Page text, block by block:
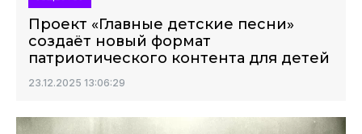
Проект «Главные детские песни»
создаёт новый формат
патриотического контента для детей
23.12.2025 13:06:29